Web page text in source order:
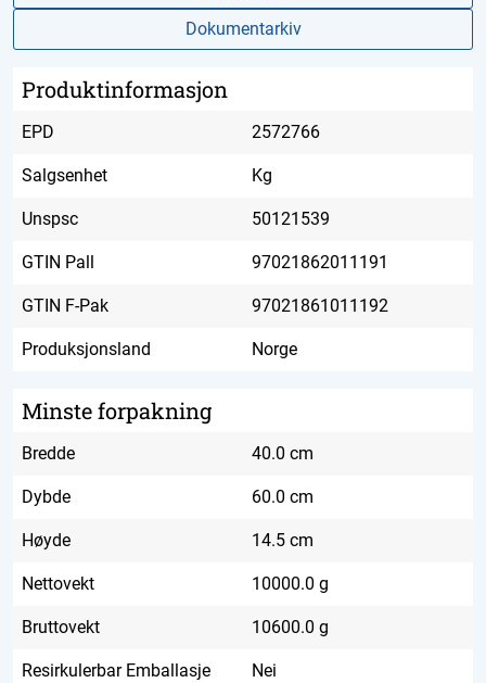
Dokumentarkiv
Produktinformasjon
EPD 2572766
Salgsenhet Kg
Unspsc 50121539
GTIN Pall 97021862011191
GTIN F-Pak 97021861011192
Produksjonsland Norge
Minste forpakning
Bredde 40.0 cm
Dybde 60.0 cm
Høyde 14.5 cm
Nettovekt 10000.0 g
Bruttovekt 10600.0 g
Resirkulerbar Emballasje Nei